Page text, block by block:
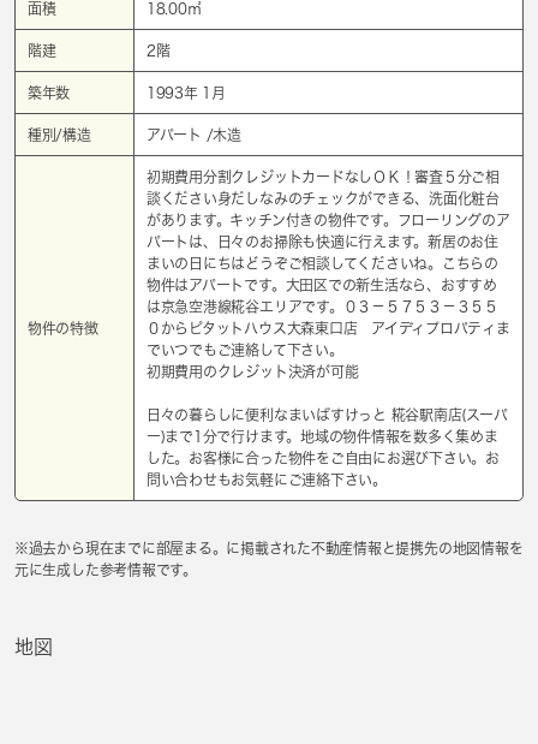
面積 18.00㎡
階建 2階
築年数 1993年 1月
種別/構造 アパート /木造
物件の特徴
初期費用分割クレジットカードなしＯＫ！審査５分ご相
談ください身だしなみのチェックができる、洗面化粧台
があります。キッチン付きの物件です。フローリングのア
パートは、日々のお掃除も快適に行えます。新居のお住
まいの日にちはどうぞご相談してくださいね。こちらの
物件はアパートです。大田区での新生活なら、おすすめ
は京急空港線糀谷エリアです。０３－５７５３－３５５
０からピタットハウス大森東口店 アイディプロパティま
でいつでもご連絡して下さい。
初期費用のクレジット決済が可能
日々の暮らしに便利なまいばすけっと 糀谷駅南店(スーパ
ー)まで1分で行けます。地域の物件情報を数多く集めま
した。お客様に合った物件をご自由にお選び下さい。お
問い合わせもお気軽にご連絡下さい。
※過去から現在までに部屋まる。に掲載された不動産情報と提携先の地図情報を
元に生成した参考情報です。
地図